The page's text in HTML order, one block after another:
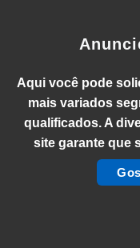
Aqui você pode
mais variados
qualificados. A
site garante que